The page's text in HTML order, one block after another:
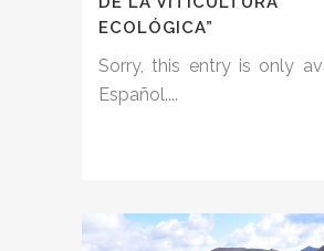
ECOLÓGICA”
Sorry, this entry is only
Español....